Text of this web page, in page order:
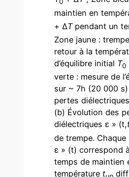
0
maintien en
+ ΔTpendant un
Zone jaune :
retour à la
d’équilibre initial T0
verte : mesure de
sur ~ 7h (20 000
pertes
(b) Évolution des
diélectriques ε » (t,
de trempe. Chaque
ε » (t) correspond
temps de maintien
température t